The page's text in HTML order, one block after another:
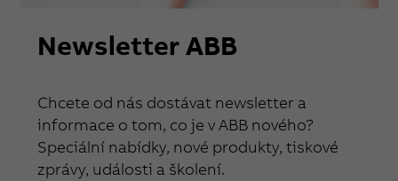
Newsletter ABB
Chcete od nás dostávat newsletter a
informace o tom, co je v ABB nového?
Speciální nabídky, nové produkty, tiskové
zprávy, události a školení.